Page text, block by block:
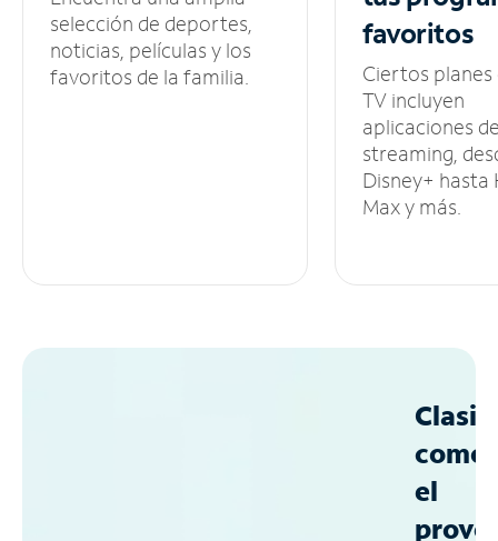
selección de deportes,
noticias, películas y los
favoritos de la familia.
favoritos
Ciertos planes
TV incluyen
aplicaciones
streaming,
Disney+ hasta
Max y más.
como
el